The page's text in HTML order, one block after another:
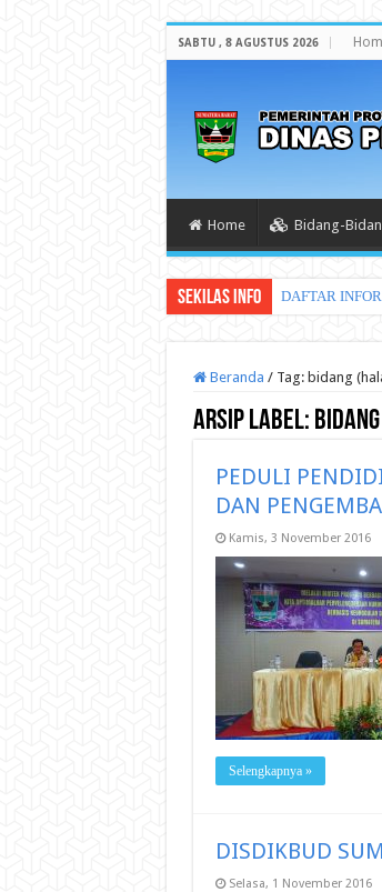
SABTU , 8 AGUSTUS 2026
Home Bidang-
Sekilas Info L
Beranda / Tag: bidang
Arsip Label: bidang
PEDULI
DAN
Kamis, 3 November 2016
Selengkapnya »
DISDIKBUD
Selasa, 1 November 2016